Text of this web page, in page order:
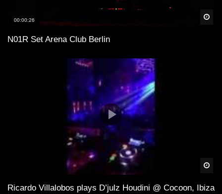
00:00:26
N01R Set Arena Club Berlin
Ricardo Villalobos plays D’julz Houdini @ Cocoon, Ibiza